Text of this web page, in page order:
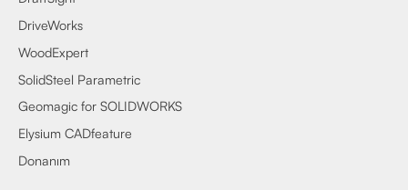
DriveWorks
WoodExpert
SolidSteel Parametric
Geomagic for SOLIDWORKS
Elysium CADfeature
Donanım